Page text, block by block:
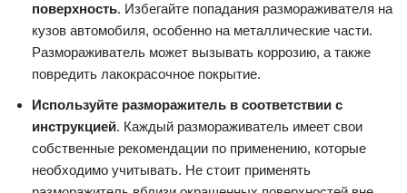
поверхность. Избегайте попадания размораживателя на
кузов автомобиля, особенно на металлические части.
Размораживатель может вызывать коррозию, а также
повредить лакокрасочное покрытие.
Используйте разморажитель в соответствии с
инструкцией. Каждый размораживатель имеет свои
собственные рекомендации по применению, которые
необходимо учитывать. Не стоит применять